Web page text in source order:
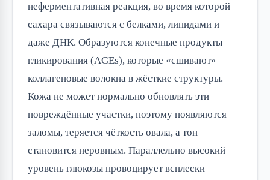
неферментативная реакция, во время которой
сахара связываются с белками, липидами и
даже ДНК. Образуются конечные продукты
гликирования (AGEs), которые «сшивают»
коллагеновые волокна в жёсткие структуры.
Кожа не может нормально обновлять эти
повреждённые участки, поэтому появляются
заломы, теряется чёткость овала, а тон
становится неровным. Параллельно высокий
уровень глюкозы провоцирует всплески